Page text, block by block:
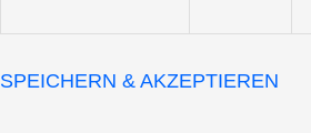
SPEICHERN & AKZEPTIEREN